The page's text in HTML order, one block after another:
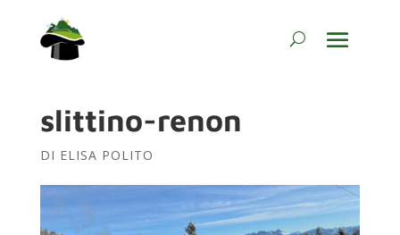
slittino-renon
DI ELISA POLITO